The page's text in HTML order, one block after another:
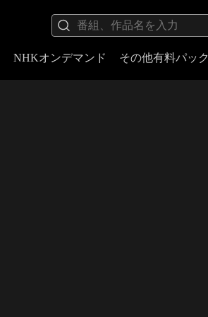
NHKオンデマンド その他有料パック